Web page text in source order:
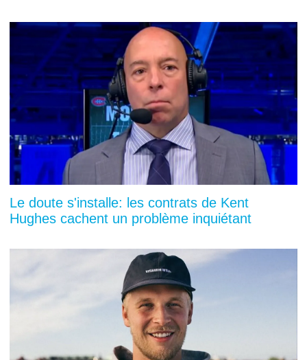
Le doute s'installe: les contrats de Kent
Hughes cachent un problème inquiétant